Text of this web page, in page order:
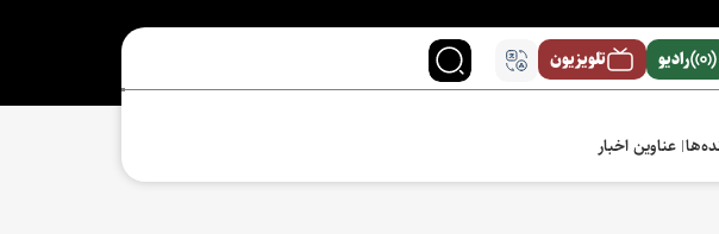
رادیو تلویزیون
عناوین اخبار